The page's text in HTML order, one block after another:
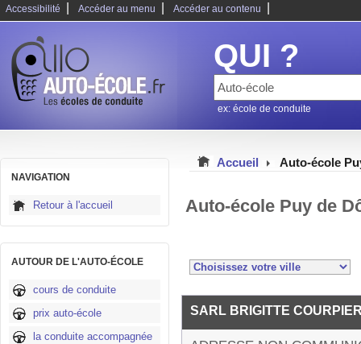
Accessibilité Accéder au menu Accéder au contenu
QUI ?
ex: école de conduite
NAVIGATION
Retour à l'accueil
AUTOUR DE L'AUTO-ÉCOLE
cours de conduite
prix auto-école
la conduite accompagnée
Accueil Auto-école
Auto-école Puy de
SARL BRIGITTE